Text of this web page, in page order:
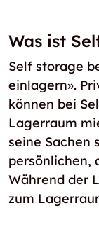
Was ist
Self storage
einlagern».
können bei
Lagerraum
seine Sachen
persönlichen,
Während der
zum